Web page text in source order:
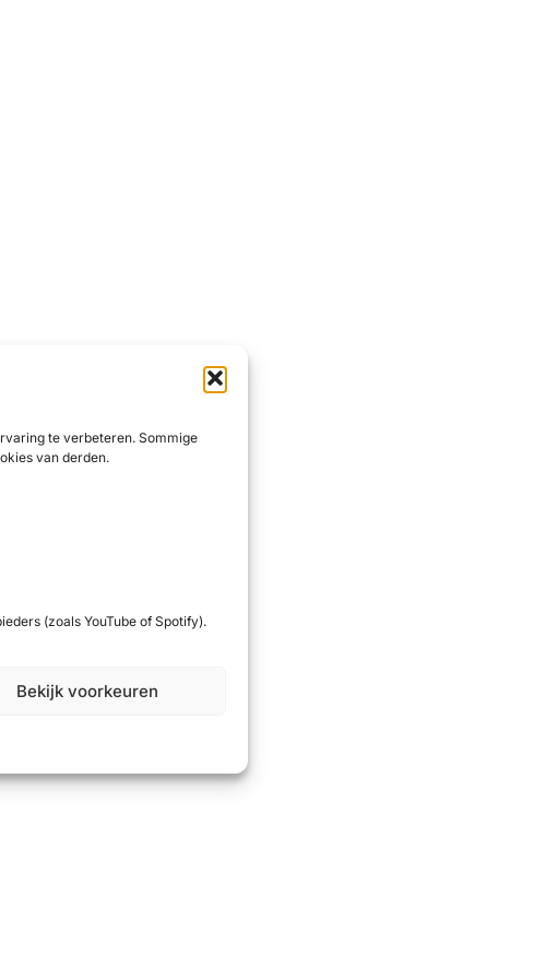
te verbeteren. Sommige
van derden.
(zoals YouTube of Spotify).
Bekijk voorkeuren